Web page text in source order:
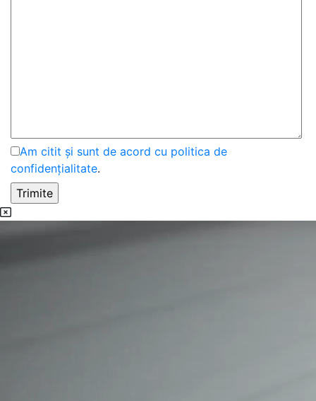
Am citit și sunt de acord cu politica de
confidențialitate.